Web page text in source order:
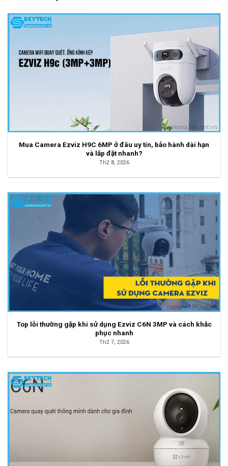
Mua Camera Ezviz H9C 6MP ở đâu uy tín, bảo hành dài hạn
và lắp đặt nhanh?
Th2 8, 2026
Top lỗi thường gặp khi sử dụng Ezviz C6N 3MP và cách khắc
phục nhanh
Th2 7, 2026